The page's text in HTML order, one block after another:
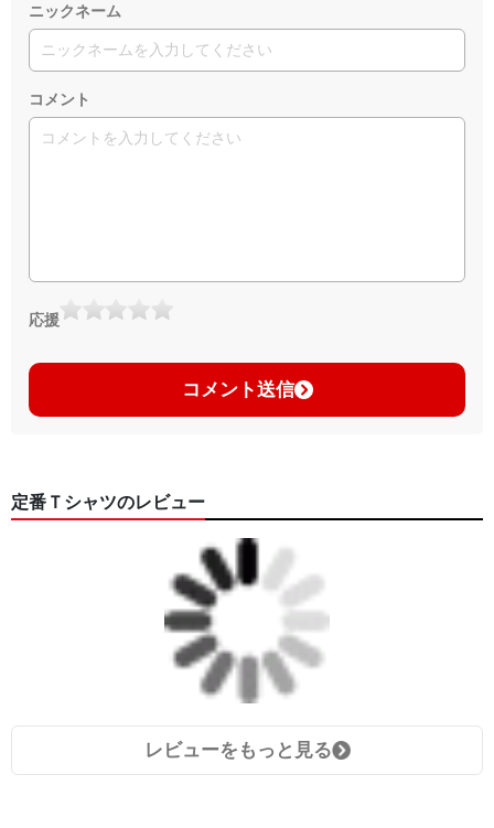
ニックネーム
コメント
応援
コメント送信
定番Ｔシャツのレビュー
レビューをもっと見る